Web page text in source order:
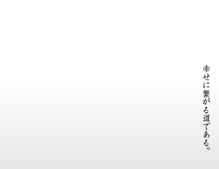
​幸せに繋がる道である。